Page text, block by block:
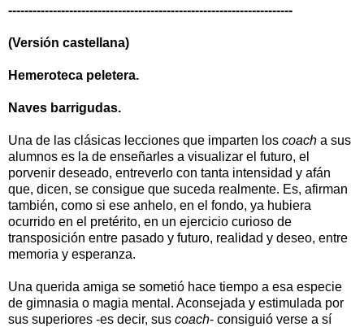
----------------------------------------------------------------------
(Versión castellana)
Hemeroteca peletera.
Naves barrigudas.
Una de las clásicas lecciones que imparten los coach a sus
alumnos es la de enseñarles a visualizar el futuro, el
porvenir deseado, entreverlo con tanta intensidad y afán
que, dicen, se consigue que suceda realmente. Es, afirman
también, como si ese anhelo, en el fondo, ya hubiera
ocurrido en el pretérito, en un ejercicio curioso de
transposición entre pasado y futuro, realidad y deseo, entre
memoria y esperanza.
Una querida amiga se sometió hace tiempo a esa especie
de gimnasia o magia mental. Aconsejada y estimulada por
sus superiores -es decir, sus coach- consiguió verse a sí